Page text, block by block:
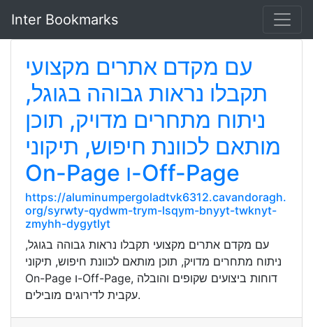
Inter Bookmarks
עם מקדם אתרים מקצועי
תקבלו נראות גבוהה בגוגל,
ניתוח מתחרים מדויק, תוכן
מותאם לכוונת חיפוש, תיקוני
On-Page ו-Off-Page
https://aluminumpergoladtvk6312.cavandoragh.
org/syrwty-qydwm-trym-lsqym-bnyyt-twknyt-
zmyhh-dygytlyt
עם מקדם אתרים מקצועי תקבלו נראות גבוהה בגוגל,
ניתוח מתחרים מדויק, תוכן מותאם לכוונת חיפוש, תיקוני
On-Page ו-Off-Page, דוחות ביצועים שקופים והובלה
עקבית לדירוגים מובילים.